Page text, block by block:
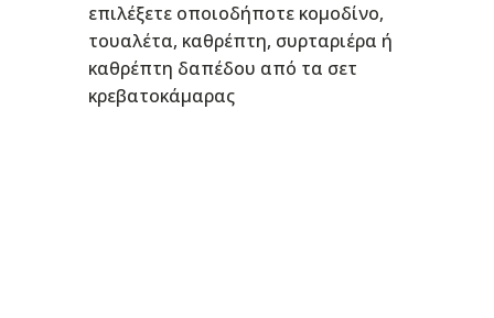
επιλέξετε οποιοδήποτε κομοδίνο,
τουαλέτα, καθρέπτη, συρταριέρα ή
καθρέπτη δαπέδου από τα σετ
κρεβατοκάμαρας